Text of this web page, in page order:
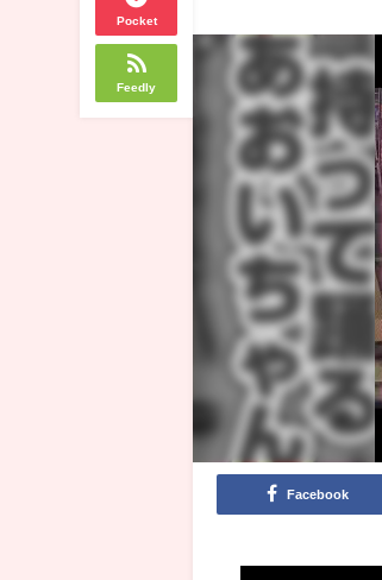
Pocket
Feedly
Facebook